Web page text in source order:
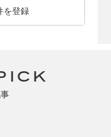
を登録